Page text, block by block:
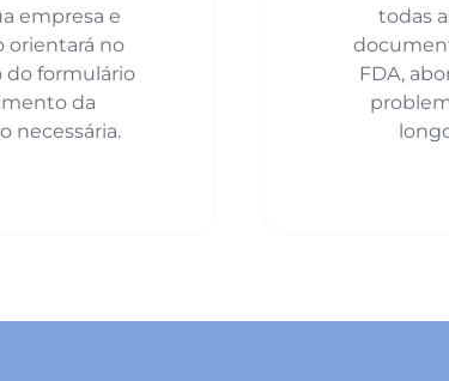
empresa e
orientará no
formulário
da
necessária.
todas
FDA,